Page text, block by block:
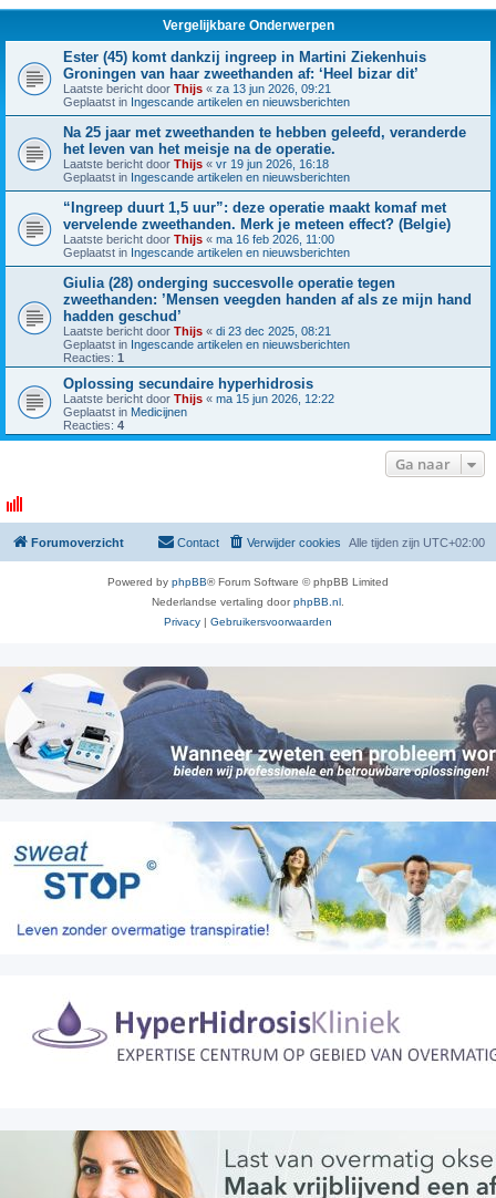
Vergelijkbare Onderwerpen
Ester (45) komt dankzij ingreep in Martini Ziekenhuis
Groningen van haar zweethanden af: ‘Heel bizar dit’
Laatste bericht door Thijs « za 13 jun 2026, 09:21
Geplaatst in Ingescande artikelen en nieuwsberichten
Na 25 jaar met zweethanden te hebben geleefd, veranderde
het leven van het meisje na de operatie.
Laatste bericht door Thijs « vr 19 jun 2026, 16:18
Geplaatst in Ingescande artikelen en nieuwsberichten
“Ingreep duurt 1,5 uur”: deze operatie maakt komaf met
vervelende zweethanden. Merk je meteen effect? (Belgie)
Laatste bericht door Thijs « ma 16 feb 2026, 11:00
Geplaatst in Ingescande artikelen en nieuwsberichten
Giulia (28) onderging succesvolle operatie tegen
zweethanden: ’Mensen veegden handen af als ze mijn hand
hadden geschud’
Laatste bericht door Thijs « di 23 dec 2025, 08:21
Geplaatst in Ingescande artikelen en nieuwsberichten
Reacties: 1
Oplossing secundaire hyperhidrosis
Laatste bericht door Thijs « ma 15 jun 2026, 12:22
Geplaatst in Medicijnen
Reacties: 4
Ga naar
Forumoverzicht Alle tijden zijn UTC+02:00
Verwijder cookies
Contact
Powered by phpBB® Forum Software © phpBB Limited
Nederlandse vertaling doorphpBB.nl .
Privacy
Gebruikersvoorwaarden